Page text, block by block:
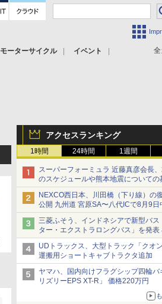
全
モーターサイクル
イベント
アクセスランキング
1時間 24時間 1週間
スーパーフォーミュラ 近藤真彦会長
のスケジュールや熊本地震についての
を紹介
NEXCO西日本、川田橋（下り線）の
公開 九州道 宮原SA〜八代ICで8月9日
車両を通行可能に
三菱ふそう、インドネシアで新型バス
ター・エクストラロングバス」を発表
ックベースの観光・旅客輸送向けバス
UDトラックス、大型トラック「クオ
運搬用ショートキャブトラクタ追加
ヤマハ、国内向けフラグシップ四輪バ
リズリーEPS XT-R」 価格220万円